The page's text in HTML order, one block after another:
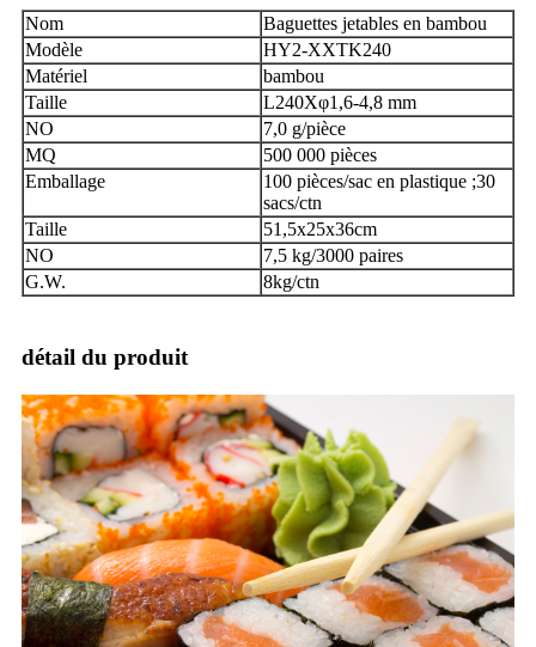
Nom
Baguettes jetables en bambou
Modèle
HY2-XXTK240
Matériel
bambou
Taille
L240Xφ1,6-4,8 mm
NO
7,0 g/pièce
MQ
500 000 pièces
Emballage
100 pièces/sac en plastique ;30
sacs/ctn
Taille
51,5x25x36cm
NO
7,5 kg/3000 paires
G.W.
8kg/ctn
détail du produit